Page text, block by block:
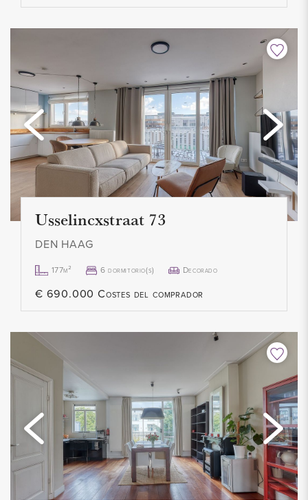
Usselincxstraat 73
DEN HAAG
177m² 6 dormitorio(s) Decorado
€ 690.000 Costes del comprador